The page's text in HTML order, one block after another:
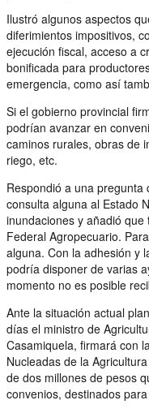
Ilustró algunos aspectos
diferimientos impositivos,
ejecución fiscal, acceso a
bonificada para
emergencia, como así
Si el gobierno provincial
podrían avanzar en
caminos rurales, obras de
riego, etc.
Respondió a una
consulta alguna al Estado
inundaciones y añadió
Federal Agropecuario.
alguna. Con la adhesión y
podría disponer de varias
momento no es posible
Ante la situación actual
días el ministro de
Casamiquela, firmará con
Nucleadas de la
de dos millones de pesos
convenios, destinados